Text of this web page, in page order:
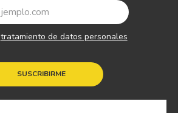
SUSCRIBIRME
tratamiento de datos personales